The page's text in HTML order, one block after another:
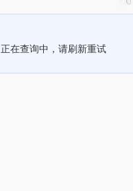
正在查询中，请刷新重试